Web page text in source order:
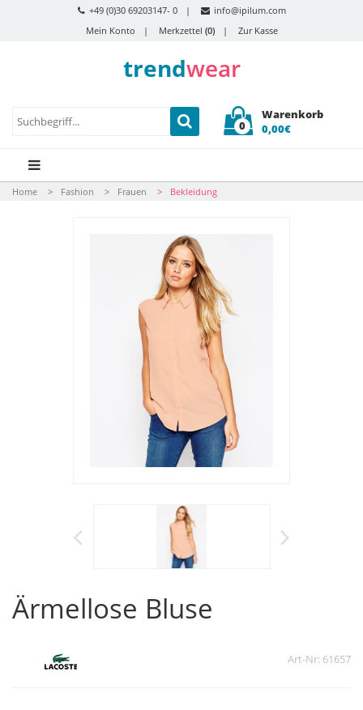
+49 (0)30 69203147- 0
info@ipilum.com
Mein Konto
Merkzettel (0) Zur Kasse
trendwear
0
Warenkorb
0,00€
Home Fashion Frauen Bekleidung
Ärmellose Bluse
Art-Nr: 61657